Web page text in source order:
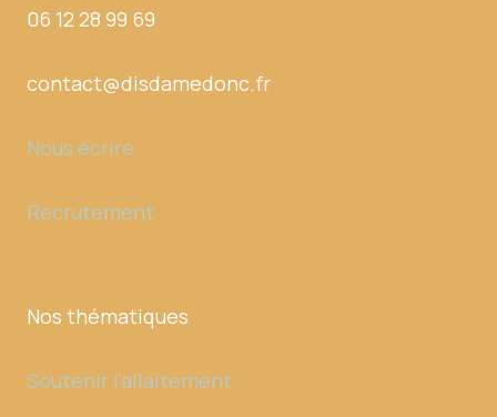
06 12 28 99 69
contact@disdamedonc.fr
Nous écrire
Recrutement
Nos thématiques
Soutenir l'allaitement